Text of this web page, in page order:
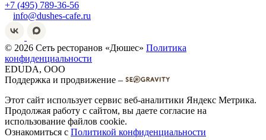
+7 (495) 789-36-56
info@dushes-cafe.ru
© 2026 Сеть ресторанов «Дюшес» Политика
конфиденциальности
EDUDA, OOO
Поддержка и продвижение –
Этот сайт использует сервис веб-аналитики Яндекс Метрика.
Продолжая работу с сайтом, вы даете согласие на
использование файлов cookie.
Ознакомиться с Политикой конфиденциальности